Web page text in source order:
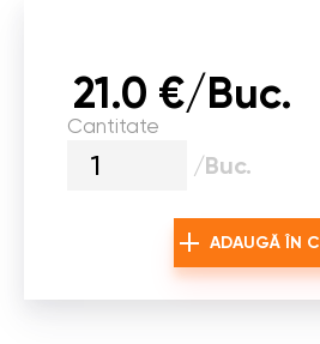
21.0 €/Buc.
Cantitate
/Buc.
ADAUGĂ ÎN